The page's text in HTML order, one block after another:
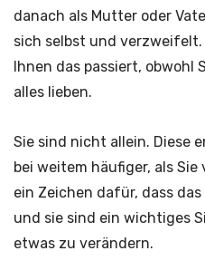
danach als Mutter oder
sich selbst und
Ihnen das passiert, obwohl
alles lieben.
Sie sind nicht allein. Diese
bei weitem häufiger, als
ein Zeichen dafür, dass
und sie sind ein wichtiges
etwas zu verändern.